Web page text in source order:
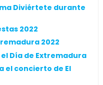
Diviértete durante
2022
2022
Día de Extremadura
el concierto de El